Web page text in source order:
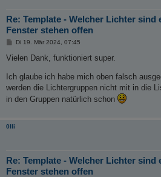
Re: Template - Welcher Lichter sind
Fenster stehen offen
B
i
a
g
Di 19. Mär 2024, 07:45
Vielen Dank, funktioniert super.
Ich glaube ich habe mich oben falsch
werden die Lichtergruppen nicht mit in die
in den Gruppen natürlich schon
0lli
Re: Template - Welcher Lichter sind
Fenster stehen offen